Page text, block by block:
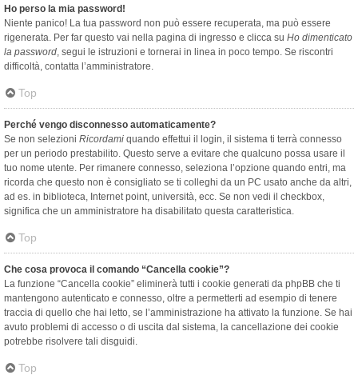
Ho perso la mia password!
Niente panico! La tua password non può essere recuperata, ma può essere
rigenerata. Per far questo vai nella pagina di ingresso e clicca su Ho dimenticato
la password, segui le istruzioni e tornerai in linea in poco tempo. Se riscontri
difficoltà, contatta l’amministratore.
Top
Perché vengo disconnesso automaticamente?
Se non selezioni Ricordami quando effettui il login, il sistema ti terrà connesso
per un periodo prestabilito. Questo serve a evitare che qualcuno possa usare il
tuo nome utente. Per rimanere connesso, seleziona l’opzione quando entri, ma
ricorda che questo non è consigliato se ti colleghi da un PC usato anche da altri,
ad es. in biblioteca, Internet point, università, ecc. Se non vedi il checkbox,
significa che un amministratore ha disabilitato questa caratteristica.
Top
Che cosa provoca il comando “Cancella cookie”?
La funzione “Cancella cookie” eliminerà tutti i cookie generati da phpBB che ti
mantengono autenticato e connesso, oltre a permetterti ad esempio di tenere
traccia di quello che hai letto, se l’amministrazione ha attivato la funzione. Se hai
avuto problemi di accesso o di uscita dal sistema, la cancellazione dei cookie
potrebbe risolvere tali disguidi.
Top